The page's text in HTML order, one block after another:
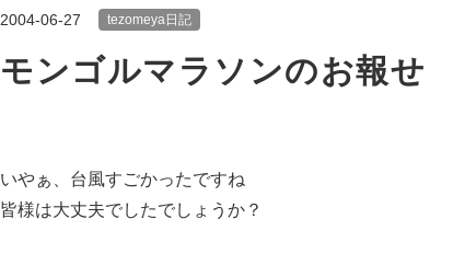
2004-06-27 tezomeya日記
モンゴルマラソンのお報せ
いやぁ、台風すごかったですね
皆様は大丈夫でしたでしょうか？